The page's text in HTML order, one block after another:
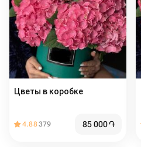
Цветы в коробке
4.88379 85 000֏